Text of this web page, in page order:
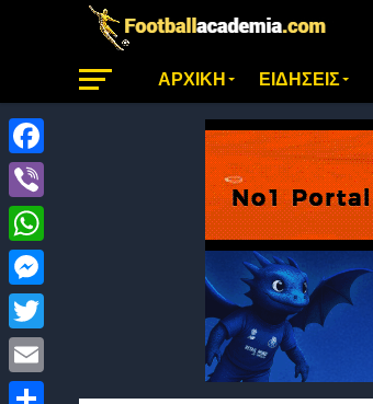
ΑΡΧΙΚΗ ΕΙΔΗΣΕΙΣ
Facebook
Viber
WhatsApp
Messenger
Twitter
Email